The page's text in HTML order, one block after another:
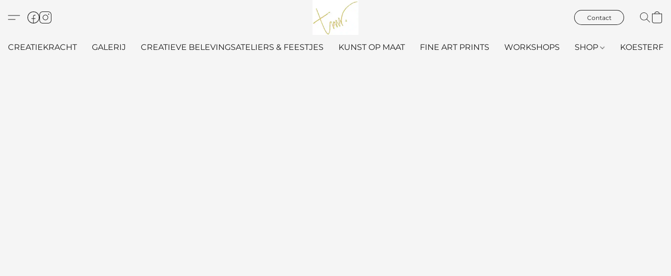
Contact
CREATIEKRACHT GALERIJ CREATIEVE BELEVINGSATELIERS & FEESTJES KUNST OP MAAT FINE ART PRINTS WORKSHOPS SHOP